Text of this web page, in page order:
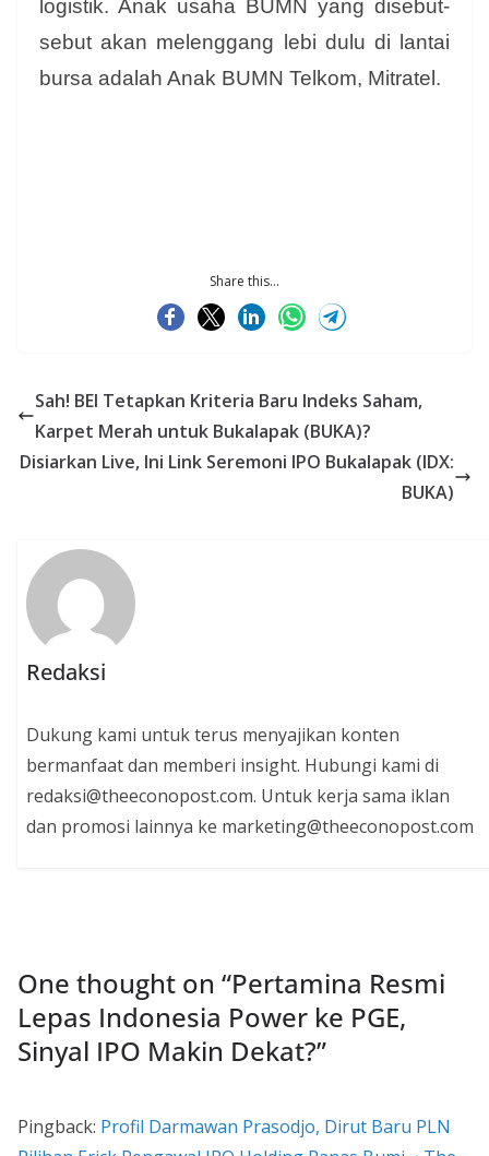
logistik. Anak usaha BUMN yang disebut-
sebut akan melenggang lebi dulu di lantai
bursa adalah Anak BUMN Telkom, Mitratel.
Share this...
Sah! BEI Tetapkan Kriteria Baru Indeks Saham,
Karpet Merah untuk Bukalapak (BUKA)?
Disiarkan Live, Ini Link Seremoni IPO Bukalapak (IDX:
BUKA)
Redaksi
Dukung kami untuk terus menyajikan konten
bermanfaat dan memberi insight. Hubungi kami di
redaksi@theeconopost.com. Untuk kerja sama iklan
dan promosi lainnya ke marketing@theeconopost.com
One thought on “Pertamina Resmi
Lepas Indonesia Power ke PGE,
Sinyal IPO Makin Dekat?”
Pingback: Profil Darmawan Prasodjo, Dirut Baru PLN